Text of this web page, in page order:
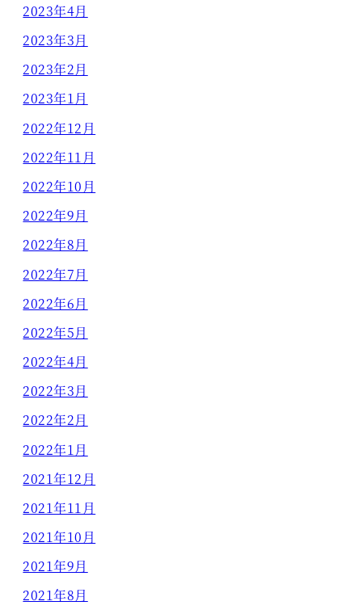
2023年4月
2023年3月
2023年2月
2023年1月
2022年12月
2022年11月
2022年10月
2022年9月
2022年8月
2022年7月
2022年6月
2022年5月
2022年4月
2022年3月
2022年2月
2022年1月
2021年12月
2021年11月
2021年10月
2021年9月
2021年8月